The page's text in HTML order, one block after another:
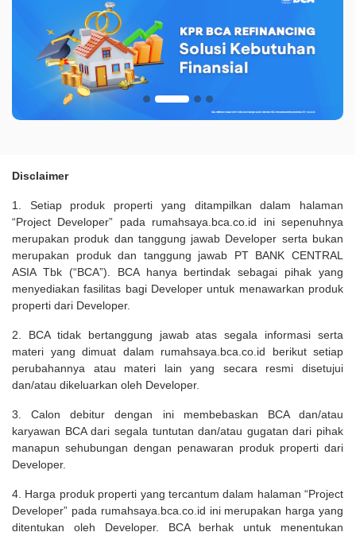
Disclaimer
1. Setiap produk properti yang ditampilkan dalam halaman
“Project Developer” pada rumahsaya.bca.co.id ini sepenuhnya
merupakan produk dan tanggung jawab Developer serta bukan
merupakan produk dan tanggung jawab PT BANK CENTRAL
ASIA Tbk (“BCA”). BCA hanya bertindak sebagai pihak yang
menyediakan fasilitas bagi Developer untuk menawarkan produk
properti dari Developer.
2. BCA tidak bertanggung jawab atas segala informasi serta
materi yang dimuat dalam rumahsaya.bca.co.id berikut setiap
perubahannya atau materi lain yang secara resmi disetujui
dan/atau dikeluarkan oleh Developer.
3. Calon debitur dengan ini membebaskan BCA dan/atau
karyawan BCA dari segala tuntutan dan/atau gugatan dari pihak
manapun sehubungan dengan penawaran produk properti dari
Developer.
4. Harga produk properti yang tercantum dalam halaman “Project
Developer” pada rumahsaya.bca.co.id ini merupakan harga yang
ditentukan oleh Developer. BCA berhak untuk menentukan